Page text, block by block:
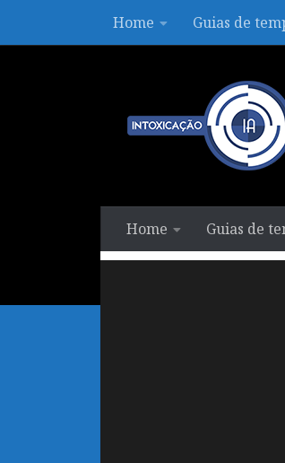
Skip to contentHome Guias de
Home Guias de